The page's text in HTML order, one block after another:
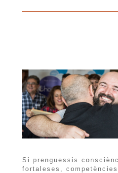
Si prenguessis
fortaleses,